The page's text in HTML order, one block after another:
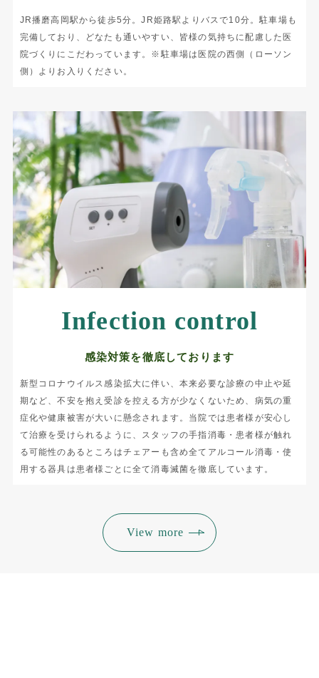
JR播磨高岡駅から徒歩5分。JR姫路駅よりバスで10分。駐車場も
完備しており、どなたも通いやすい、皆様の気持ちに配慮した医
院づくりにこだわっています。※駐車場は医院の西側（ローソン
側）よりお入りください。
Infection control
感染対策を徹底しております
新型コロナウイルス感染拡大に伴い、本来必要な診療の中止や延
期など、不安を抱え受診を控える方が少なくないため、病気の重
症化や健康被害が大いに懸念されます。当院では患者様が安心し
て治療を受けられるように、スタッフの手指消毒・患者様が触れ
る可能性のあるところはチェアーも含め全てアルコール消毒・使
用する器具は患者様ごとに全て消毒滅菌を徹底しています。
View more